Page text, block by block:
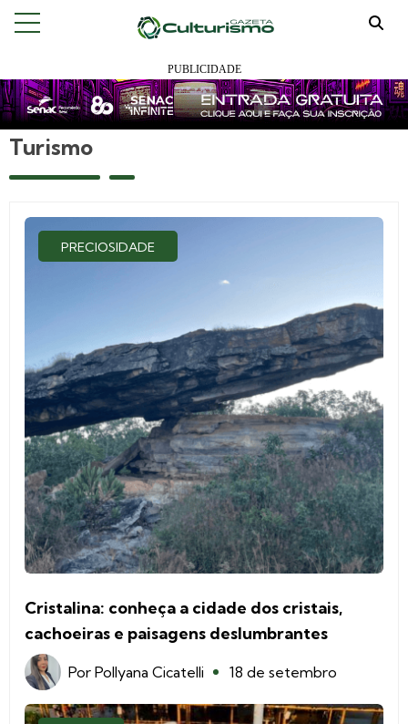
Turismo
PRECIOSIDADE
Cristalina: conheça a cidade dos cristais,
cachoeiras e paisagens deslumbrantes
Por Pollyana Cicatelli 18 de setembro